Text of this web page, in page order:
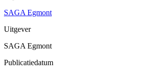
SAGA Egmont
Uitgever
SAGA Egmont
Publicatiedatum